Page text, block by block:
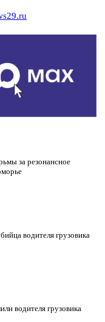
за резонансное
водителя грузовика
водителя грузовика